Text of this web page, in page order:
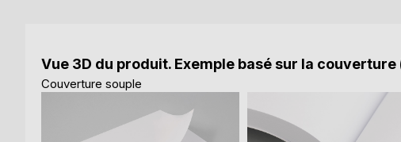
Vue 3D du produit. Exemple basé sur la
Couverture souple